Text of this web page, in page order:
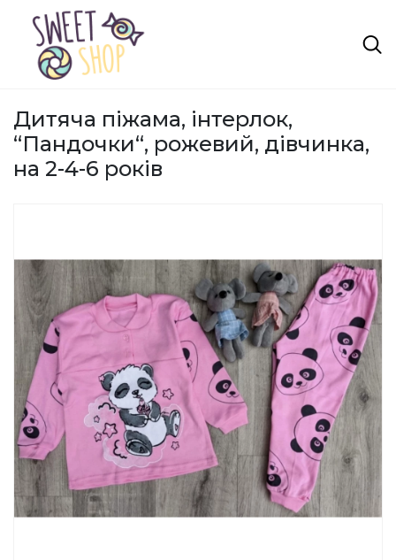
Дитяча піжама, інтерлок,
“Пандочки“, рожевий, дівчинка,
на 2-4-6 років